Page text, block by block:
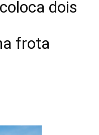
dois
frota